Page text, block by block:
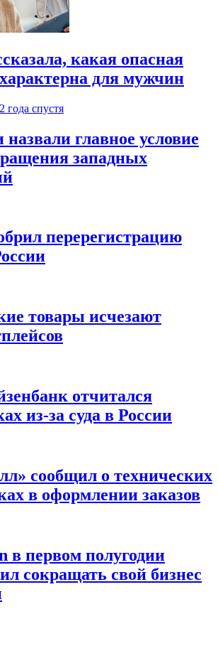
какая опасная
для мужчин
2 года спустя
назвали главное условие
западных
перерегистрацию
товары исчезают
отчитался
из-за суда в России
сообщил о технических
в оформлении заказов
в первом полугодии
сокращать свой бизнес